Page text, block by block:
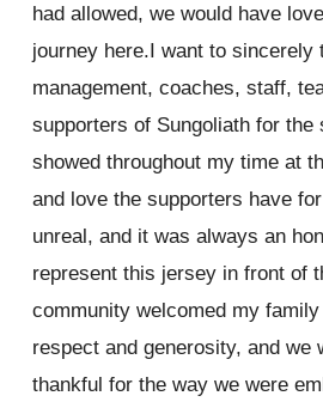
had allowed, we would have
journey here.I want to sincerely
management, coaches, staff,
supporters of Sungoliath for the
showed throughout my time at
and love the supporters have
unreal, and it was always an
represent this jersey in front of
community welcomed my
respect and generosity, and we
thankful for the way we were